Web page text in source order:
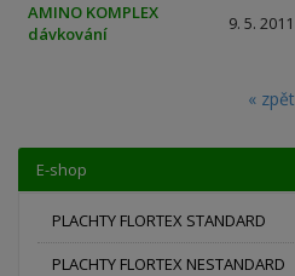
AMINO KOMPLEX
dávkování
9. 5. 2011
« zpět
E-shop
PLACHTY FLORTEX STANDARD
PLACHTY FLORTEX NESTANDARD